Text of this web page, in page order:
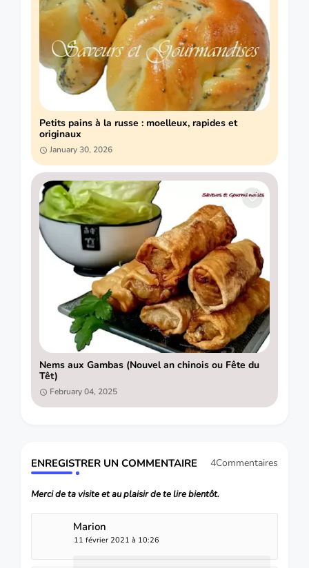
Petits pains à la russe : moelleux, rapides et
originaux
January 30, 2026
Nems aux Gambas (Nouvel an chinois ou Fête du
Têt)
February 04, 2025
ENREGISTRER UN COMMENTAIRE 4Commentaires
Merci de ta visite et au plaisir de te lire bientôt.
Marion
11 février 2021 à 10:26